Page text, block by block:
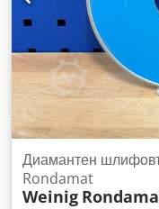
Пневматично опъване
шлифовъчната лента
лента 9/20 м/мин.
Декларация за
21 kW. Височина на
разполага с два
е разположена
Диамантен
Rondamat
Weinig